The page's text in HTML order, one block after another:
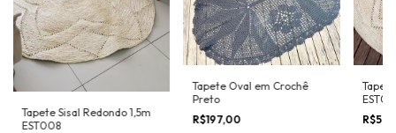
Tapete Sisal Redondo 1,5m
EST008
Tapete Oval em Crochê
Preto
R$197,00